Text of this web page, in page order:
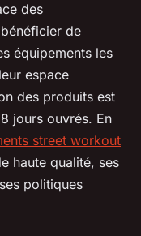
des
de
équipements les
espace
des produits est
jours ouvrés. En
street workout
haute qualité, ses
politiques